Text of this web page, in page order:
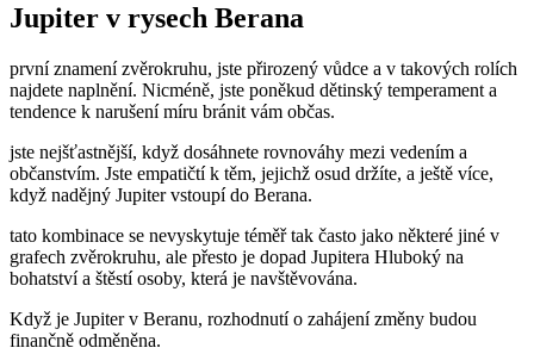
Jupiter v rysech Berana
první znamení zvěrokruhu, jste přirozený vůdce a v takových rolích
najdete naplnění. Nicméně, jste poněkud dětinský temperament a
tendence k narušení míru bránit vám občas.
jste nejšťastnější, když dosáhnete rovnováhy mezi vedením a
občanstvím. Jste empatičtí k těm, jejichž osud držíte, a ještě více,
když nadějný Jupiter vstoupí do Berana.
tato kombinace se nevyskytuje téměř tak často jako některé jiné v
grafech zvěrokruhu, ale přesto je dopad Jupitera Hluboký na
bohatství a štěstí osoby, která je navštěvována.
Když je Jupiter v Beranu, rozhodnutí o zahájení změny budou
finančně odměněna.